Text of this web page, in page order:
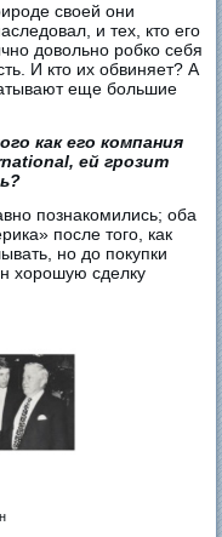
своей они
и тех, кто его
довольно робко себя
И кто их обвиняет? А
еще большие
как его компания
ей грозит
познакомились; оба
после того, как
но до покупки
хорошую сделку